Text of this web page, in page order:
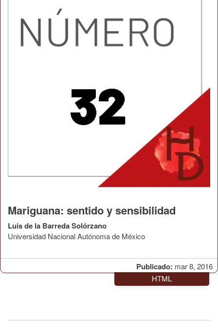
Publicado: mar 8, 2016
Mariguana: sentido y sensibilidad
Luis de la Barreda Solórzano
Universidad Nacional Autónoma de México
HTML